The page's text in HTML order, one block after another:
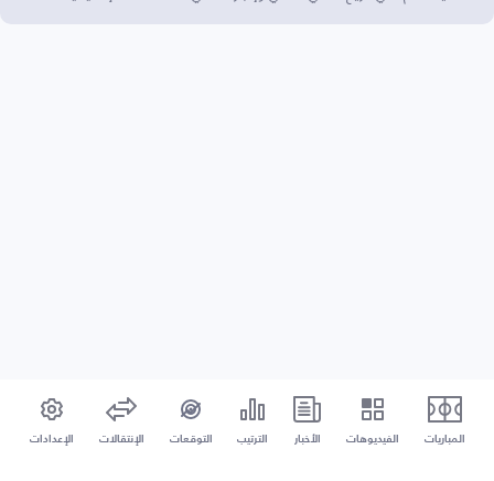
المباريات الفيديوهات الأخبار الترتيب التوقعات الإنتقالات الإعدادات